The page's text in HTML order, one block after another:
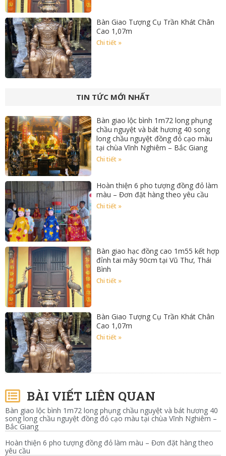
Bàn Giao Tượng Cụ Trần Khát Chân
Cao 1,07m
Chi tiết »
TIN TỨC MỚI NHẤT
Bàn giao lộc bình 1m72 long phụng
chầu nguyệt và bát hương 40 song
long chầu nguyệt đồng đỏ cạo màu
tại chùa Vĩnh Nghiêm – Bắc Giang
Chi tiết »
Hoàn thiện 6 pho tượng đồng đỏ làm
màu – Đơn đặt hàng theo yêu cầu
Chi tiết »
Bàn giao hạc đồng cao 1m55 kết hợp
đỉnh tai mây 90cm tại Vũ Thư, Thái
Bình
Chi tiết »
Bàn Giao Tượng Cụ Trần Khát Chân
Cao 1,07m
Chi tiết »
BÀI VIẾT LIÊN QUAN
Bàn giao lộc bình 1m72 long phụng chầu nguyệt và bát hương 40
song long chầu nguyệt đồng đỏ cạo màu tại chùa Vĩnh Nghiêm –
Bắc Giang
Hoàn thiện 6 pho tượng đồng đỏ làm màu – Đơn đặt hàng theo
yêu cầu